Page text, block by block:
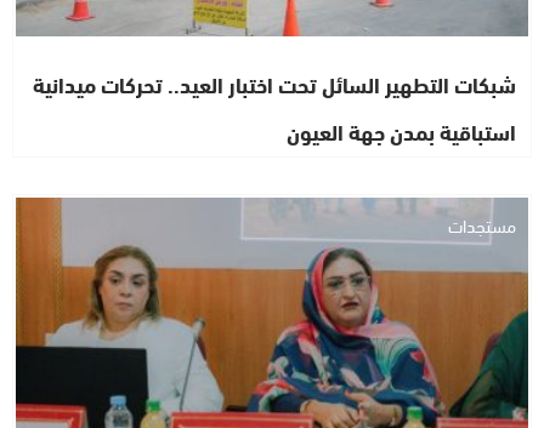
شبكات التطهير السائل تحت اختبار العيد.. تحركات ميدانية
استباقية بمدن جهة العيون
مستجدات